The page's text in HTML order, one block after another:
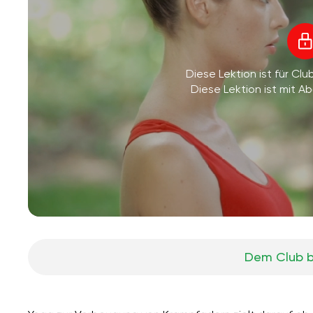
Diese Lektion ist für
Diese Lektion ist mit
Dem Club